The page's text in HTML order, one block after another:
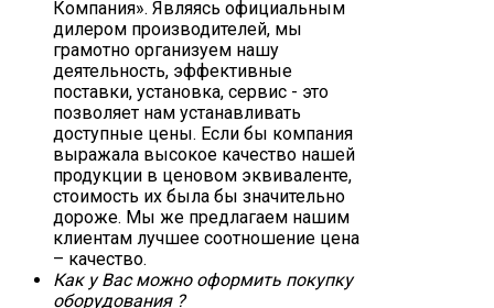
Компания». Являясь официальным
дилером производителей, мы
грамотно организуем нашу
деятельность, эффективные
поставки, установка, сервис - это
позволяет нам устанавливать
доступные цены. Если бы компания
выражала высокое качество нашей
продукции в ценовом эквиваленте,
стоимость их была бы значительно
дороже. Мы же предлагаем нашим
клиентам лучшее соотношение цена
– качество.
Как у Вас можно оформить покупку
оборудования ?